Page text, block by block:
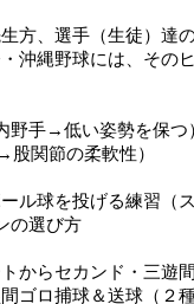
方、選手（生徒）達
沖縄野球には、その
野手→低い姿勢を保
関節の柔軟性）
球を投げる練習（
の選び方
からセカンド・三遊
ゴロ捕球＆送球（２